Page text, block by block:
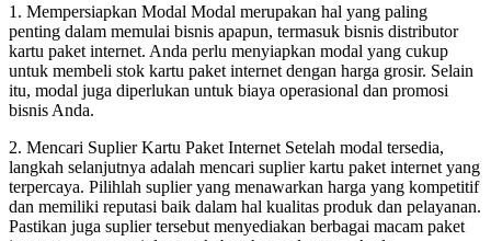
1. Mempersiapkan Modal Modal merupakan hal yang paling
penting dalam memulai bisnis apapun, termasuk bisnis distributor
kartu paket internet. Anda perlu menyiapkan modal yang cukup
untuk membeli stok kartu paket internet dengan harga grosir. Selain
itu, modal juga diperlukan untuk biaya operasional dan promosi
bisnis Anda.
2. Mencari Suplier Kartu Paket Internet Setelah modal tersedia,
langkah selanjutnya adalah mencari suplier kartu paket internet yang
terpercaya. Pilihlah suplier yang menawarkan harga yang kompetitif
dan memiliki reputasi baik dalam hal kualitas produk dan pelayanan.
Pastikan juga suplier tersebut menyediakan berbagai macam paket